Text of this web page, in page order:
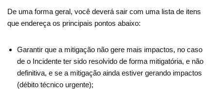
De uma forma geral, você deverá sair com uma lista de itens
que endereça os principais pontos abaixo:
Garantir que a mitigação não gere mais impactos, no caso
de o Incidente ter sido resolvido de forma mitigatória, e não
definitiva, e se a mitigação ainda estiver gerando impactos
(débito técnico urgente);